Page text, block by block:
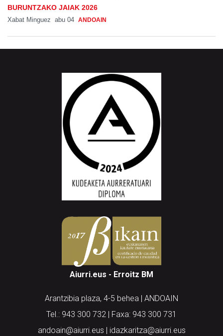
BURUNTZAKO JAIAK 2026
Xabat Minguez abu 04 ANDOAIN
Aiurri.eus - Erroitz BM
Arantzibia plaza, 4-5 behea | ANDOAIN
Tel.: 943 300 732 | Faxa: 943 300 731
andoain@aiurri.eus | idazkaritza@aiurri.eus